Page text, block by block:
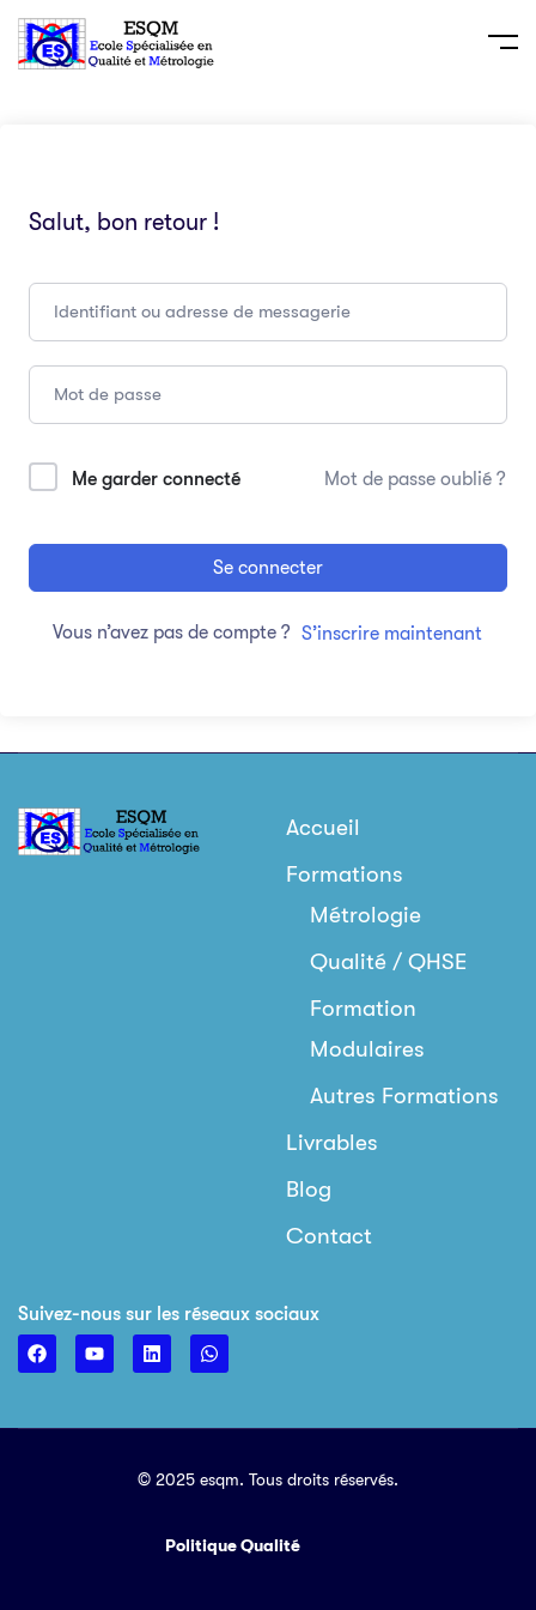
Salut, bon retour !
Me garder connecté Mot de passe oublié ?
Se connecter
Vous n’avez pas de compte ? S’inscrire maintenant
Accueil
Formations
Métrologie
Qualité / QHSE
Formation
Modulaires
Autres Formations
Livrables
Blog
Contact
Suivez-nous sur les réseaux sociaux
© 2025 esqm. Tous droits réservés.
Politique Qualité